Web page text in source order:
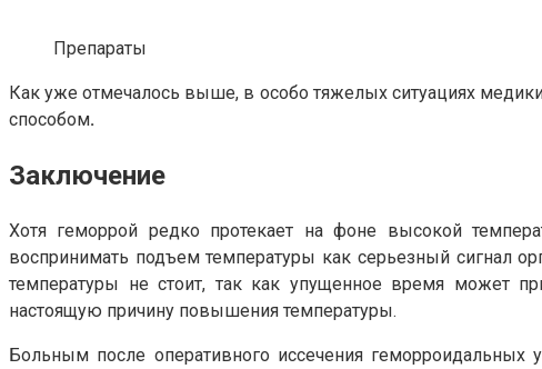
Препараты
Как уже отмечалось выше, в особо тяжелых ситуациях
способом.
Заключение
Хотя геморрой редко протекает на фоне высокой
воспринимать подъем температуры как серьезный сигнал
температуры не стоит, так как упущенное время может
настоящую причину повышения температуры.
Больным после оперативного иссечения геморроидальных